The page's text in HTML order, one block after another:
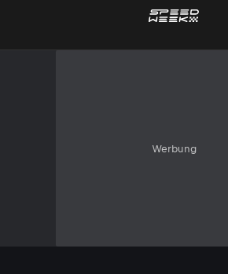
Werbung